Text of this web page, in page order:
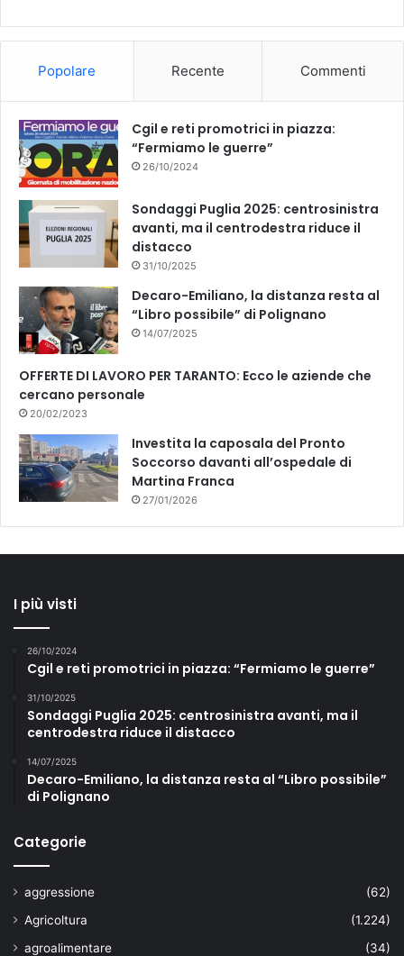
k
Popolare Recente Commenti
Cgil e reti promotrici in piazza:
“Fermiamo le guerre”
26/10/2024
Sondaggi Puglia 2025: centrosinistra
avanti, ma il centrodestra riduce il
distacco
31/10/2025
Decaro-Emiliano, la distanza resta al
“Libro possibile” di Polignano
14/07/2025
OFFERTE DI LAVORO PER TARANTO: Ecco le aziende che
cercano personale
20/02/2023
Investita la caposala del Pronto
Soccorso davanti all’ospedale di
Martina Franca
27/01/2026
I più visti
26/10/2024
Cgil e reti promotrici in piazza: “Fermiamo le guerre”
31/10/2025
Sondaggi Puglia 2025: centrosinistra avanti, ma il
centrodestra riduce il distacco
14/07/2025
Decaro-Emiliano, la distanza resta al “Libro possibile”
di Polignano
Categorie
aggressione
(62)
Agricoltura
(1.224)
agroalimentare
(34)